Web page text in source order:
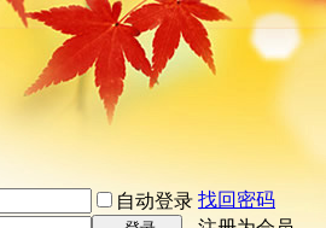
自动登录 找回密码